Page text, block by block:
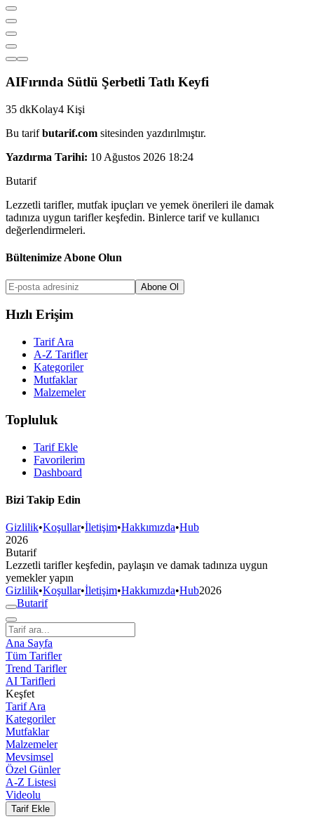
AIFırında Sütlü Şerbetli Tatlı Keyfi
35 dkKolay4 Kişi
Bu tarifbutarif.com sitesinden yazdırılmıştır.
Yazdırma Tarihi: 10 Ağustos 2026 18:24
Butarif
Lezzetli tarifler, mutfak ipuçları ve yemek önerileri ile damak
tadınıza uygun tarifler keşfedin. Binlerce tarif ve kullanıcı
değerlendirmeleri.
Bültenimize Abone Olun
Abone Ol
Hızlı Erişim
Tarif Ara
A-Z Tarifler
Kategoriler
Mutfaklar
Malzemeler
Topluluk
Tarif Ekle
Favorilerim
Dashboard
Bizi Takip Edin
Gizlilik•Koşullar•İletişim•Hakkımızda•Hub
2026
Butarif
Lezzetli tarifler keşfedin, paylaşın ve damak tadınıza uygun
yemekler yapın
Gizlilik•Koşullar•İletişim•Hakkımızda•Hub2026
Butarif
Ana Sayfa
Tüm Tarifler
Trend Tarifler
AI Tarifleri
Keşfet
Tarif Ara
Kategoriler
Mutfaklar
Malzemeler
Mevsimsel
Özel Günler
A-Z Listesi
Videolu
Tarif Ekle